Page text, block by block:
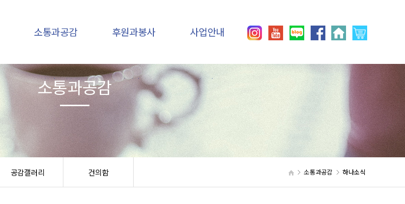
소통과공감
하나소식
후원소식
후원과봉사
후원안내
후원신청
봉사신청
사업안내
이용안내
직업재활사업
사회재활사업
공감갤러리 건의함 소통과공감 하나소식
소통과공감